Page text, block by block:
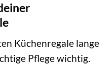
Küchenregale lange
Pflege wichtig.